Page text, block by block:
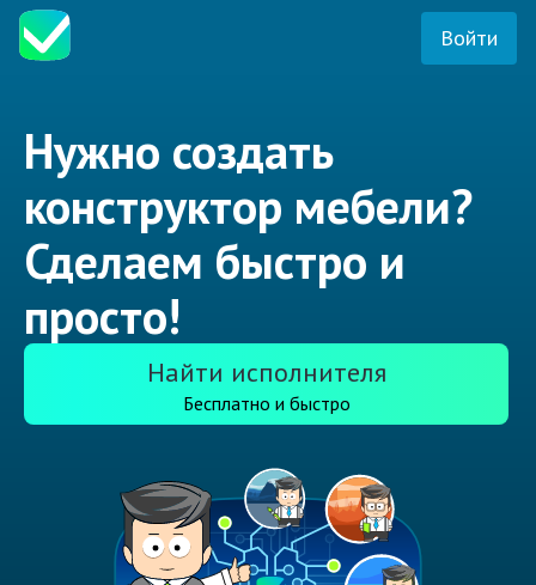
Войти
Нужно создать
конструктор мебели?
Сделаем быстро и
просто!
Найти исполнителя
Бесплатно и быстро